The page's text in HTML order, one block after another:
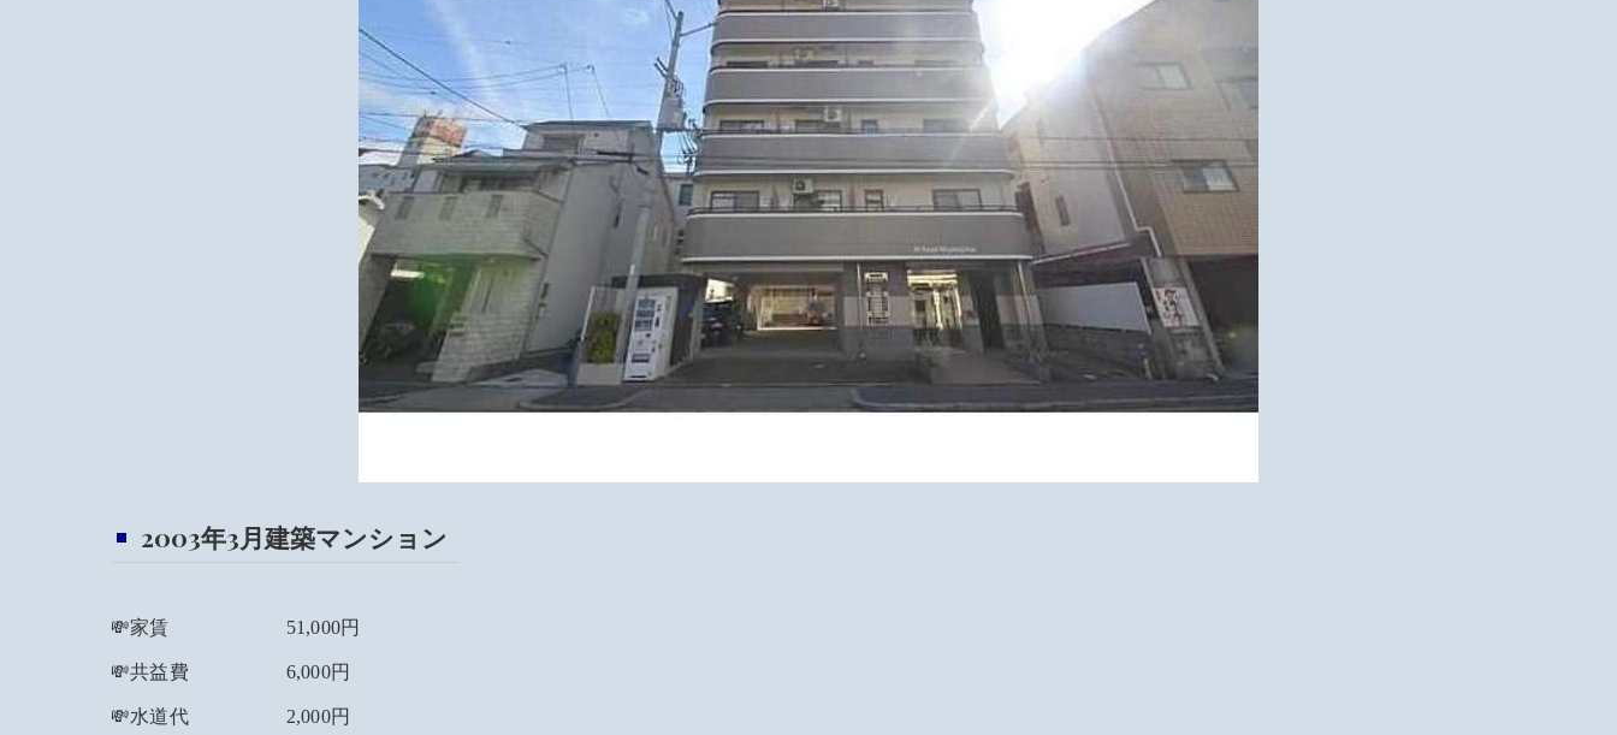
2003年3月建築マンション
💸家賃 51,000円
💸共益費 6,000円
💸水道代 2,000円